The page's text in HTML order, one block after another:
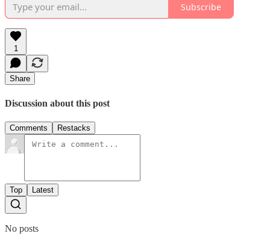
Subscribe
1
Share
Discussion about this post
Comments Restacks
Top Latest
No posts